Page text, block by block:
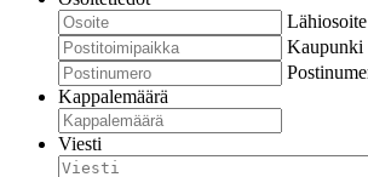
Lähiosoite
Kaupunki
Kappalemäärä
Viesti